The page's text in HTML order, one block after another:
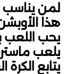
لمن يناسب
هذا
يحب اللعب
يلعب
يتابع